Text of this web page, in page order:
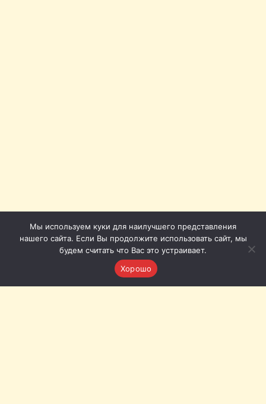
Мы используем куки для наилучшего представления
нашего сайта. Если Вы продолжите использовать сайт, мы
будем считать что Вас это устраивает.
Хорошо